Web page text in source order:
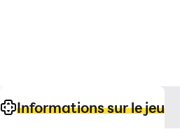
Informations sur le jeu